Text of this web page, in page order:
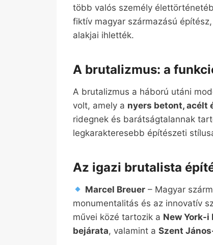
több valós személy
fiktív magyar származású
alakjai ihlették.
A brutalizmus: a
A brutalizmus a háború utáni
volt, amely a nyers betont, acélt
ridegnek és barátságtalannak
legkarakteresebb építészeti
Az igazi brutalista
Marcel Breuer – Magyar
monumentalitás és az innovatív
művei közé tartozik a New York-i
bejárata, valamint a Szent